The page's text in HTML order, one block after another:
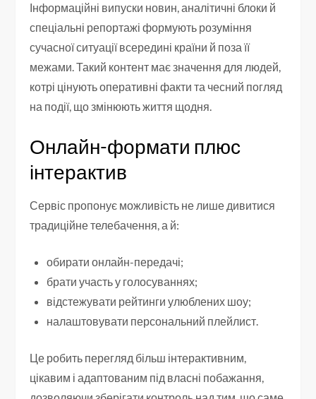
Інформаційні випуски новин, аналітичні блоки й
спеціальні репортажі формують розуміння
сучасної ситуації всередині країни й поза її
межами. Такий контент має значення для людей,
котрі цінують оперативні факти та чесний погляд
на події, що змінюють життя щодня.
Онлайн-формати плюс
інтерактив
Сервіс пропонує можливість не лише дивитися
традиційне телебачення, а й:
обирати онлайн-передачі;
брати участь у голосуваннях;
відстежувати рейтинги улюблених шоу;
налаштовувати персональний плейлист.
Це робить перегляд більш інтерактивним,
цікавим і адаптованим під власні побажання,